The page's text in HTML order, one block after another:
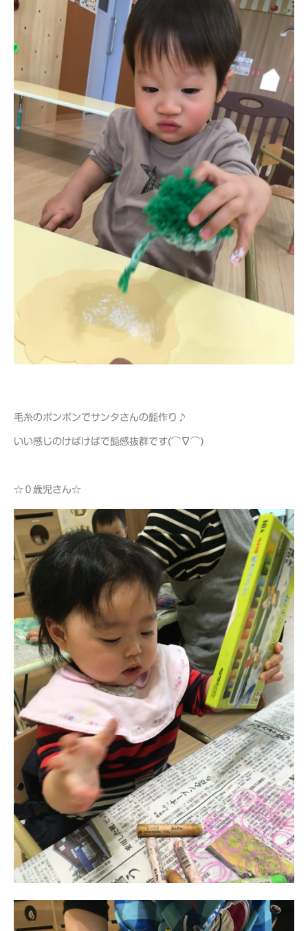
毛糸のポンポンでサンタさんの髭作り♪
いい感じのけばけばで髭感抜群です(⌒∇⌒)
☆０歳児さん☆